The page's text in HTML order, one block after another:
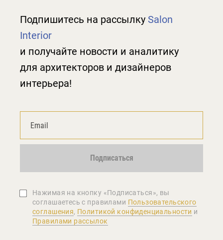
Подпишитесь на рассылку Salon
Interior
и получайте новости и аналитику
для архитекторов и дизайнеров
интерьера!
Подписаться
Нажимая на кнопку «Подписаться», вы
соглашаетеcь с правилами Пользовательского
соглашения, Политикой конфиденциальности и
Правилами рассылок